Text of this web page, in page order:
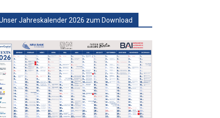
Jahreskalender 2026 zum Download